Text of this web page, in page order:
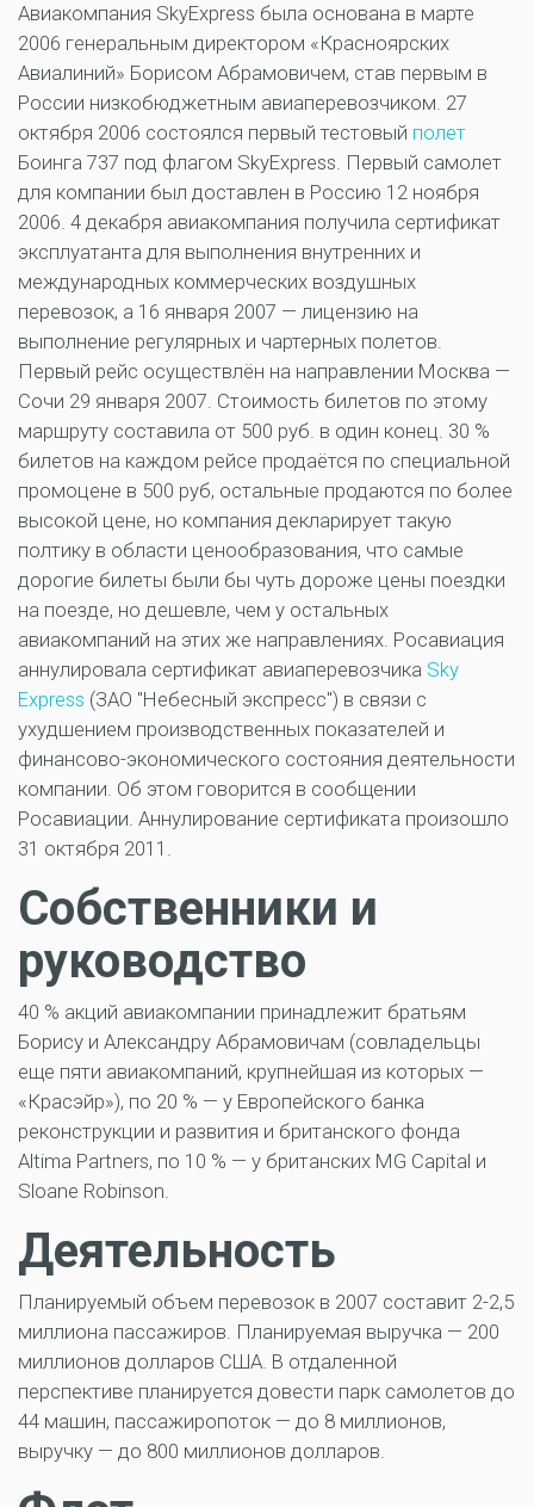
Авиакомпания SkyExpress была основана в марте
2006 генеральным директором «Красноярских
Авиалиний» Борисом Абрамовичем, став первым в
России низкобюджетным авиаперевозчиком. 27
октября 2006 состоялся первый тестовый полет
Боинга 737 под флагом SkyExpress. Первый самолет
для компании был доставлен в Россию 12 ноября
2006. 4 декабря авиакомпания получила сертификат
эксплуатанта для выполнения внутренних и
международных коммерческих воздушных
перевозок, а 16 января 2007 — лицензию на
выполнение регулярных и чартерных полетов.
Первый рейс осуществлён на направлении Москва —
Сочи 29 января 2007. Стоимость билетов по этому
маршруту составила от 500 руб. в один конец. 30 %
билетов на каждом рейсе продаётся по специальной
промоцене в 500 руб, остальные продаются по более
высокой цене, но компания декларирует такую
полтику в области ценообразования, что самые
дорогие билеты были бы чуть дороже цены поездки
на поезде, но дешевле, чем у остальных
авиакомпаний на этих же направлениях. Росавиация
аннулировала сертификат авиаперевозчика Sky
Express (ЗАО "Небесный экспресс") в связи с
ухудшением производственных показателей и
финансово-экономического состояния деятельности
компании. Об этом говорится в сообщении
Росавиации. Аннулирование сертификата произошло
31 октября 2011.
Собственники и
руководство
40 % акций авиакомпании принадлежит братьям
Борису и Александру Абрамовичам (совладельцы
еще пяти авиакомпаний, крупнейшая из которых —
«Красэйр»), по 20 % — у Европейского банка
реконструкции и развития и британского фонда
Altima Partners, по 10 % — у британских MG Capital и
Sloane Robinson.
Деятельность
Планируемый объем перевозок в 2007 составит 2-2,5
миллиона пассажиров. Планируемая выручка — 200
миллионов долларов США. В отдаленной
перспективе планируется довести парк самолетов до
44 машин, пассажиропоток — до 8 миллионов,
выручку — до 800 миллионов долларов.